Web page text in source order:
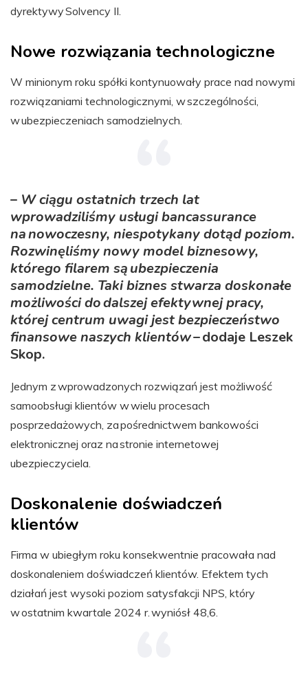
dyrektywy Solvency II.
Nowe rozwiązania technologiczne
W minionym roku spółki kontynuowały prace nad nowymi
rozwiązaniami technologicznymi, w szczególności,
w ubezpieczeniach samodzielnych.
– W ciągu ostatnich trzech lat
wprowadziliśmy usługi bancassurance
na nowoczesny, niespotykany dotąd poziom.
Rozwinęliśmy nowy model biznesowy,
którego filarem są ubezpieczenia
samodzielne. Taki biznes stwarza doskonałe
możliwości do dalszej efektywnej pracy,
której centrum uwagi jest bezpieczeństwo
finansowe naszych klientów– dodaje Leszek
Skop.
Jednym z wprowadzonych rozwiązań jest możliwość
samoobsługi klientów w wielu procesach
posprzedażowych, za pośrednictwem bankowości
elektronicznej oraz na stronie internetowej
ubezpieczyciela.
Doskonalenie doświadczeń
klientów
Firma w ubiegłym roku konsekwentnie pracowała nad
doskonaleniem doświadczeń klientów. Efektem tych
działań jest wysoki poziom satysfakcji NPS, który
w ostatnim kwartale 2024 r. wyniósł 48,6.